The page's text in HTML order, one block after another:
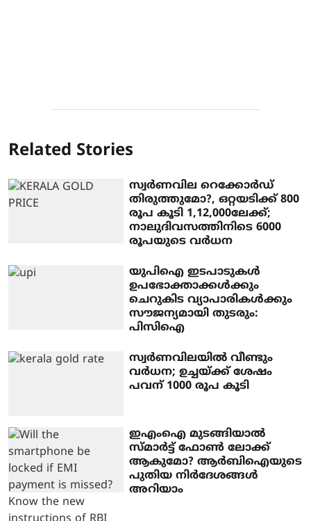
Related Stories
സ്വര്‍ണവില റെക്കോര്‍ഡ്
തിരുത്തുമോ?, ഒറ്റയടിക്ക് 800
രൂപ കൂടി 1,12,000ലേക്ക്;
നാലുദിവസത്തിനിടെ 6000
രൂപയുടെ വര്‍ധന
യുപിഐ ഇടപാടുകള്‍
ഉപഭോക്താക്കള്‍ക്കും
ചെറുകിട വ്യാപാരികള്‍ക്കും
സൗജന്യമായി തുടരും:
പിസിഐ
സ്വര്‍ണവിലയില്‍ വീണ്ടും
വര്‍ധന; ഉച്ചയ്ക്ക് ശേഷം
പവന് 1000 രൂപ കൂടി
ഇഎംഐ മുടങ്ങിയാല്‍
സ്മാര്‍ട്ട് ഫോണ്‍ ലോക്ക്
ആകുമോ? ആര്‍ബിഐയുടെ
പുതിയ നിര്‍ദേശങ്ങള്‍
അറിയാം